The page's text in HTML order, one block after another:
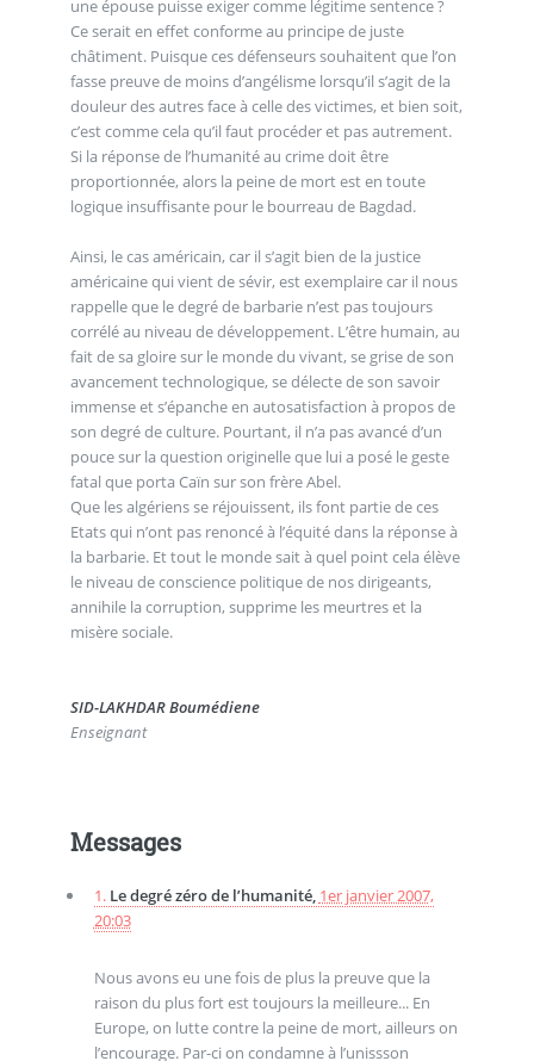
une épouse puisse exiger comme légitime sentence ?
Ce serait en effet conforme au principe de juste
châtiment. Puisque ces défenseurs souhaitent que l’on
fasse preuve de moins d’angélisme lorsqu’il s’agit de la
douleur des autres face à celle des victimes, et bien soit,
c’est comme cela qu’il faut procéder et pas autrement.
Si la réponse de l’humanité au crime doit être
proportionnée, alors la peine de mort est en toute
logique insuffisante pour le bourreau de Bagdad.
Ainsi, le cas américain, car il s’agit bien de la justice
américaine qui vient de sévir, est exemplaire car il nous
rappelle que le degré de barbarie n’est pas toujours
corrélé au niveau de développement. L’être humain, au
fait de sa gloire sur le monde du vivant, se grise de son
avancement technologique, se délecte de son savoir
immense et s’épanche en autosatisfaction à propos de
son degré de culture. Pourtant, il n’a pas avancé d’un
pouce sur la question originelle que lui a posé le geste
fatal que porta Caïn sur son frère Abel.
Que les algériens se réjouissent, ils font partie de ces
Etats qui n’ont pas renoncé à l’équité dans la réponse à
la barbarie. Et tout le monde sait à quel point cela élève
le niveau de conscience politique de nos dirigeants,
annihile la corruption, supprime les meurtres et la
misère sociale.
SID-LAKHDAR Boumédiene
Enseignant
Messages
1. Le degré zéro de l’humanité, 1er janvier 2007,
20:03
Nous avons eu une fois de plus la preuve que la
raison du plus fort est toujours la meilleure... En
Europe, on lutte contre la peine de mort, ailleurs on
l’encourage. Par-ci on condamne à l’unissson